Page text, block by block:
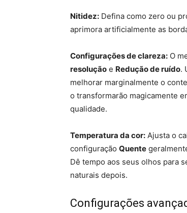
Nitidez: Defina como zero ou
aprimora artificialmente as
Configurações de clareza: O
resolução e Redução de ruído.
melhorar marginalmente o
o transformarão magicamente
qualidade.
Temperatura da cor: Ajusta o
configuração Quente
Dê tempo aos seus olhos para
naturais depois.
Configurações